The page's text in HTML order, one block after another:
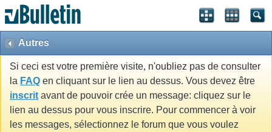
Autres
Si ceci est votre première visite, n'oubliez pas de consulter
la FAQ en cliquant sur le lien au dessus. Vous devez être
inscrit avant de pouvoir crée un message: cliquez sur le
lien au dessus pour vous inscrire. Pour commencer à voir
les messages, sélectionnez le forum que vous voulez